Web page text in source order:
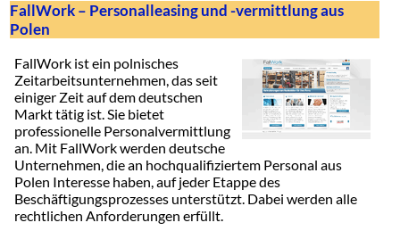
FallWork – Personalleasing und -vermittlung aus
Polen
FallWork ist ein polnisches
Zeitarbeitsunternehmen, das seit
einiger Zeit auf dem deutschen
Markt tätig ist. Sie bietet
professionelle Personalvermittlung
an. Mit FallWork werden deutsche
Unternehmen, die an hochqualifiziertem Personal aus
Polen Interesse haben, auf jeder Etappe des
Beschäftigungsprozesses unterstützt. Dabei werden alle
rechtlichen Anforderungen erfüllt.